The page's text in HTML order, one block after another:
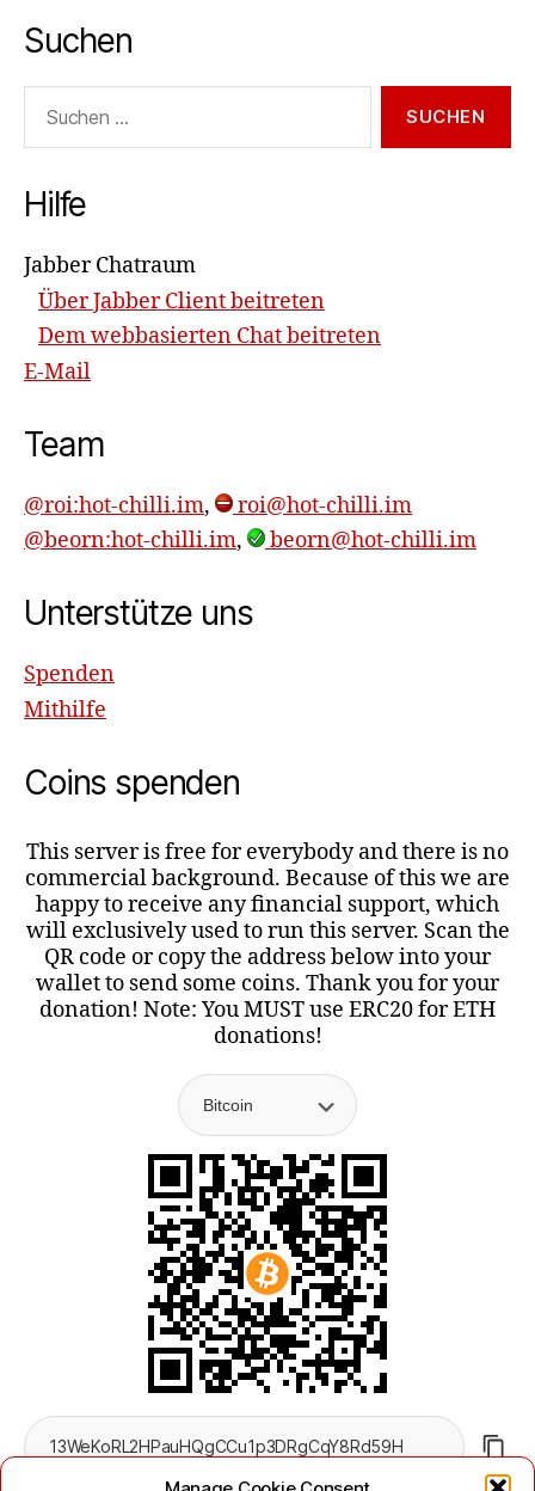
Suchen
nach:
Hilfe
Jabber Chatraum
Über Jabber Client beitreten
Dem webbasierten Chat beitreten
E-Mail
Team
@roi:hot-chilli.im,
roi@hot-chilli.im
@beorn:hot-chilli.im, beorn@hot-chilli.im
Unterstütze uns
Spenden
Mithilfe
Coins spenden
This server is free for everybody and there is no
commercial background. Because of this we are
happy to receive any financial support, which
will exclusively used to run this server. Scan the
QR code or copy the address below into your
wallet to send some coins. Thank you for your
donation! Note: You MUST use ERC20 for ETH
donations!